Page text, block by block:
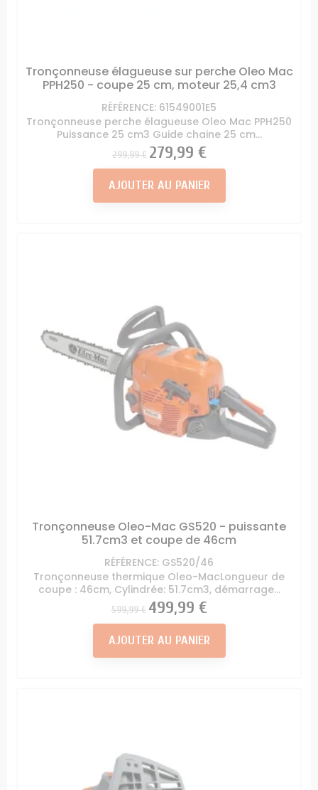
Tronçonneuse élagueuse sur perche Oleo Mac
PPH250 - coupe 25 cm, moteur 25,4 cm3
RÉFÉRENCE: 61549001E5
Tronçonneuse perche élagueuse Oleo Mac PPH250
Puissance 25 cm3 Guide chaine 25 cm...
Prix
299,99 € Prix
279,99 €
AJOUTER AU PANIER
Tronçonneuse Oleo-Mac GS520 - puissante
51.7cm3 et coupe de 46cm
RÉFÉRENCE: GS520/46
Tronçonneuse thermique Oleo-MacLongueur de
coupe : 46cm, Cylindrée: 51.7cm3, démarrage...
Prix
599,99 € Prix
499,99 €
AJOUTER AU PANIER